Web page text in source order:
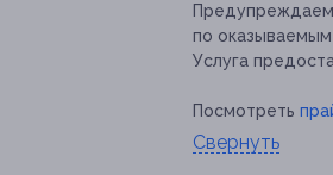
Предупреждаем
по оказываемым
Услуга
Посмотреть
Свернуть